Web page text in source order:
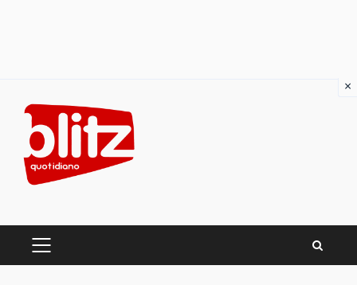
content
PRIMARY
×